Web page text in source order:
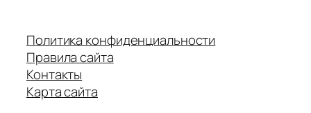
Политика конфиденциальности
Правила сайта
Контакты
Карта сайта